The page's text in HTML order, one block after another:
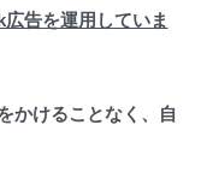
告を運用していま
かけることなく、自